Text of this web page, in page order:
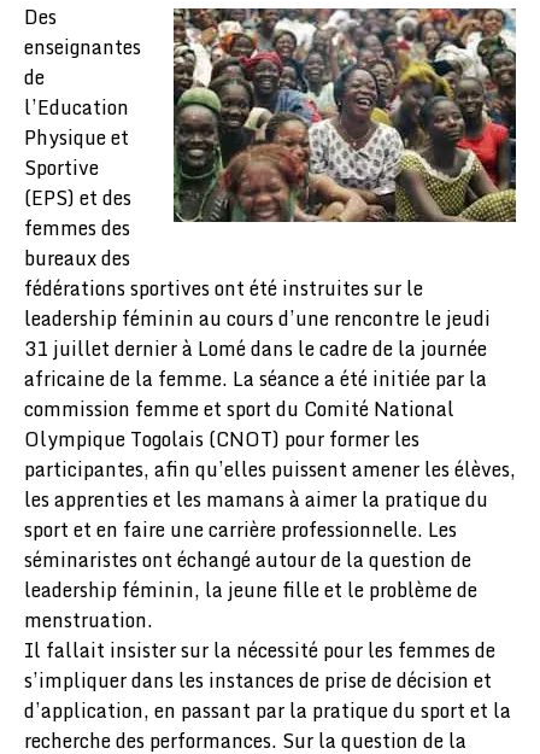
Des
enseignantes
de
l’Education
Physique et
Sportive
(EPS) et des
femmes des
bureaux des
fédérations sportives ont été instruites sur le
leadership féminin au cours d’une rencontre le jeudi
31 juillet dernier à Lomé dans le cadre de la journée
africaine de la femme. La séance a été initiée par la
commission femme et sport du Comité National
Olympique Togolais (CNOT) pour former les
participantes, afin qu’elles puissent amener les élèves,
les apprenties et les mamans à aimer la pratique du
sport et en faire une carrière professionnelle. Les
séminaristes ont échangé autour de la question de
leadership féminin, la jeune fille et le problème de
menstruation.
Il fallait insister sur la nécessité pour les femmes de
s’impliquer dans les instances de prise de décision et
d’application, en passant par la pratique du sport et la
recherche des performances. Sur la question de la